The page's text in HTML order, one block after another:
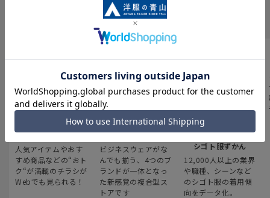
INFORMATION
最新のお買い得情報
人気アイテムやおす
すめ商品などの“おト
ク“が満載のチラシが
Webでも見られる！
スーツスクエア
ビジネスウェアがな
んでも揃う、4つのブ
ランドが一体となっ
た新感覚の複合型ス
トアです
みんなの
シゴト服ずかん
12,000人以上の業界
や職種、シーンなど
のシゴト服の着用傾
向をデータ化。